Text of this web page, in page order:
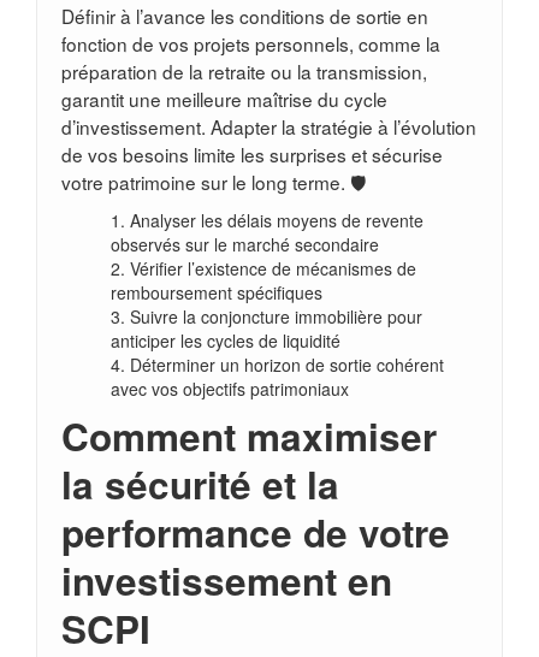
Définir à l’avance les conditions de sortie en
fonction de vos projets personnels, comme la
préparation de la retraite ou la transmission,
garantit une meilleure maîtrise du cycle
d’investissement. Adapter la stratégie à l’évolution
de vos besoins limite les surprises et sécurise
votre patrimoine sur le long terme. 🛡️
Analyser les délais moyens de revente
observés sur le marché secondaire
Vérifier l’existence de mécanismes de
remboursement spécifiques
Suivre la conjoncture immobilière pour
anticiper les cycles de liquidité
Déterminer un horizon de sortie cohérent
avec vos objectifs patrimoniaux
Comment maximiser
la sécurité et la
performance de votre
investissement en
SCPI